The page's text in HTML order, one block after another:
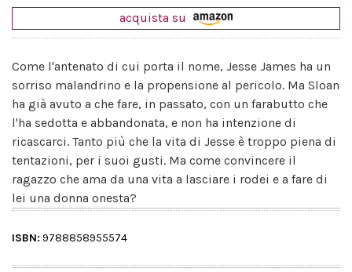
acquista su
Come l'antenato di cui porta il nome, Jesse James ha un
sorriso malandrino e la propensione al pericolo. Ma Sloan
ha già avuto a che fare, in passato, con un farabutto che
l'ha sedotta e abbandonata, e non ha intenzione di
ricascarci. Tanto più che la vita di Jesse è troppo piena di
tentazioni, per i suoi gusti. Ma come convincere il
ragazzo che ama da una vita a lasciare i rodei e a fare di
lei una donna onesta?
ISBN: 9788858955574